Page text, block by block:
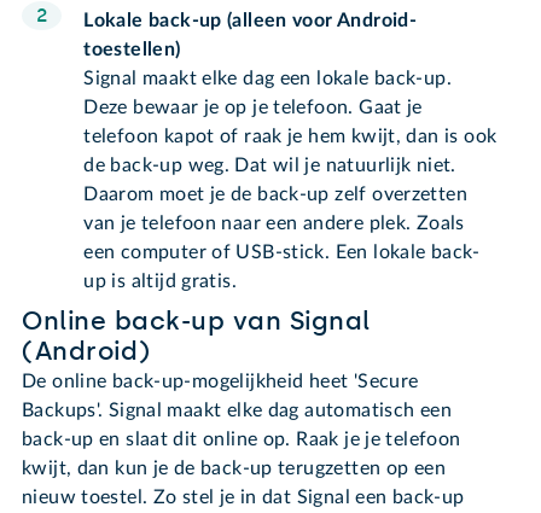
Lokale back-up (alleen voor Android-
toestellen)
Signal maakt elke dag een lokale back-up.
Deze bewaar je op je telefoon. Gaat je
telefoon kapot of raak je hem kwijt, dan is ook
de back-up weg. Dat wil je natuurlijk niet.
Daarom moet je de back-up zelf overzetten
van je telefoon naar een andere plek. Zoals
een computer of USB-stick. Een lokale back-
up is altijd gratis.
Online back-up van Signal
(Android)
De online back-up-mogelijkheid heet 'Secure
Backups'. Signal maakt elke dag automatisch een
back-up en slaat dit online op. Raak je je telefoon
kwijt, dan kun je de back-up terugzetten op een
nieuw toestel. Zo stel je in dat Signal een back-up